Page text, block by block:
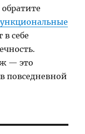
в себе
— это
повседневной